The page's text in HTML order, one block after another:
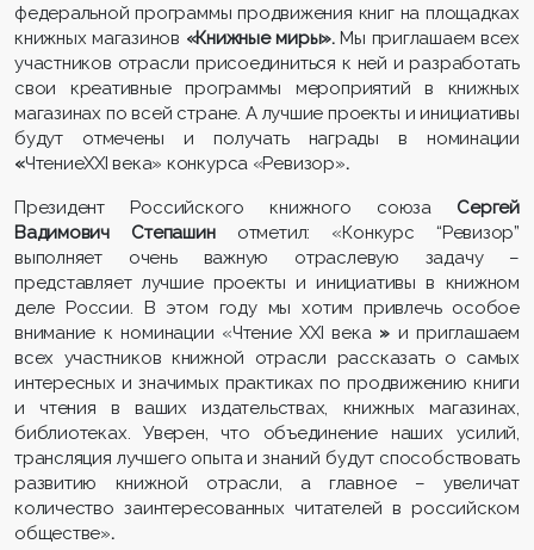
федеральной программы продвижения книг на площадках
книжных магазинов «Книжные миры».Мы приглашаем всех
участников отрасли присоединиться к ней и разработать
свои креативные программы мероприятий в книжных
магазинах по всей стране. А лучшие проекты и инициативы
будут отмечены и получать награды в номинации
«ЧтениеXXI века» конкурса «Ревизор».
Президент Российского книжного союза Сергей
Вадимович Степашин отметил: «Конкурс “Ревизор”
выполняет очень важную отраслевую задачу –
представляет лучшие проекты и инициативы в книжном
деле России. В этом году мы хотим привлечь особое
внимание к номинации «Чтение XXI века » и приглашаем
всех участников книжной отрасли рассказать о самых
интересных и значимых практиках по продвижению книги
и чтения в ваших издательствах, книжных магазинах,
библиотеках. Уверен, что объединение наших усилий,
трансляция лучшего опыта и знаний будут способствовать
развитию книжной отрасли, а главное – увеличат
количествозаинтересованных читателей в российском
обществе».